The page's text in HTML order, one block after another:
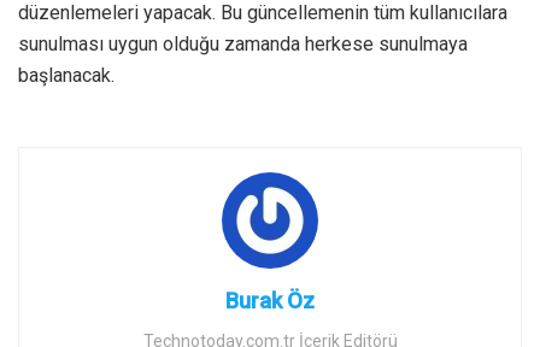
düzenlemeleri yapacak. Bu güncellemenin tüm kullanıcılara
sunulması uygun olduğu zamanda herkese sunulmaya
başlanacak.
Burak Öz
Technotoday.com.tr İçerik Editörü